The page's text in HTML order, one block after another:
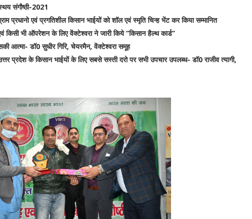
संगौष्ठी-2021
प्रधानो एवं प्रगतिशील किसान भाईयों को शॉल एवं स्मृति चिन्ह भेंट कर किया सम्मानित
भी ऑपरेशन के लिए वेंक्टेश्वरा ने जारी किये ’’किसान हैल्थ कार्ड’’
आत्मा- डॉ0 सुधीर गिरि, चेयरमैन, वेंक्टेश्वरा समूह
प्रदेश के किसान भाईयों के लिए सबसे सस्ती दरो पर सभी उपचार उपलब्ध- डॉ0 राजीव त्यागी,